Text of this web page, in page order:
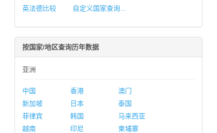
英法德比较
自定义国家查询...
按国家/地区查询历年数据
亚洲
中国 香港
澳门
新加坡
日本
泰国
菲律宾
韩国
马来西亚
越南
印尼
柬埔寨